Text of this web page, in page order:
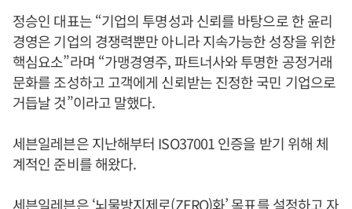
정승인 대표는 “기업의 투명성과 신뢰를 바탕으로 한 윤리
경영은 기업의 경쟁력뿐만 아니라 지속가능한 성장을 위한
핵심요소”라며 “가맹경영주, 파트너사와 투명한 공정거래
문화를 조성하고 고객에게 신뢰받는 진정한 국민 기업으로
거듭날 것”이라고 말했다.
세븐일레븐은 지난해부터 ISO37001 인증을 받기 위해 체
계적인 준비를 해왔다.
세븐일레븐은 ‘뇌물방지제로(ZERO)화’ 목표를 설정하고 자